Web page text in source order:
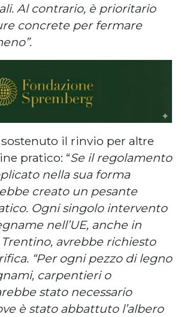
Al contrario, è prioritario
concrete per fermare
il rinvio per altre
pratico: “Se il regolamento
nella sua forma
creato un pesante
Ogni singolo intervento
nell’UE, anche in
avrebbe richiesto
“Per ogni pezzo di legno
carpentieri o
stato necessario
è stato abbattuto l’albero